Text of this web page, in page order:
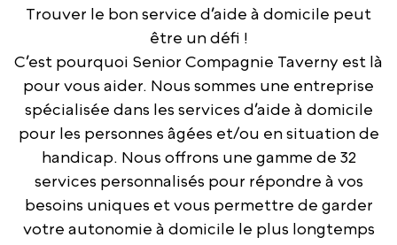
Trouver le bon service d’aide à domicile peut
être un défi !
C’est pourquoi Senior Compagnie Taverny est là
pour vous aider. Nous sommes une entreprise
spécialisée dans les services d’aide à domicile
pour les personnes âgées et/ou en situation de
handicap. Nous offrons une gamme de 32
services personnalisés pour répondre à vos
besoins uniques et vous permettre de garder
votre autonomie à domicile le plus longtemps